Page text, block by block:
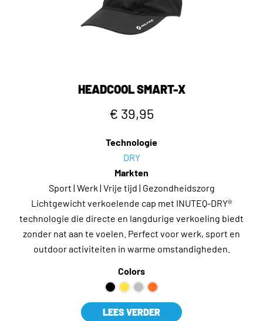
HEADCOOL SMART-X
€ 39,95
Technologie
DRY
Markten
Sport | Werk | Vrije tijd | Gezondheidszorg
Lichtgewicht verkoelende cap met INUTEQ-DRY®
technologie die directe en langdurige verkoeling biedt
zonder nat aan te voelen. Perfect voor werk, sport en
outdoor activiteiten in warme omstandigheden.
Colors
LEES VERDER